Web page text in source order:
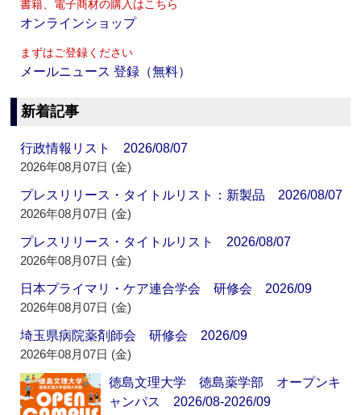
書籍、電子商材の購入はこちら
オンラインショップ
まずはご登録ください
メールニュース 登録（無料）
新着記事
行政情報リスト 2026/08/07
2026年08月07日 (金)
プレスリリース・タイトルリスト：新製品 2026/08/07
2026年08月07日 (金)
プレスリリース・タイトルリスト 2026/08/07
2026年08月07日 (金)
日本プライマリ・ケア連合学会 研修会 2026/09
2026年08月07日 (金)
埼玉県病院薬剤師会 研修会 2026/09
2026年08月07日 (金)
徳島文理大学 徳島薬学部 オープンキ
ャンパス 2026/08-2026/09